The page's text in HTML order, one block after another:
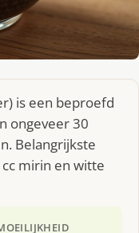
is een beproefd
ongeveer 30
Belangrijkste
mirin en witte